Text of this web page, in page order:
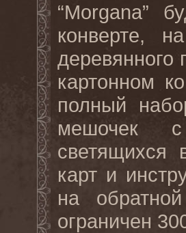
“Morgana”
конверте,
деревянного
картонном
полный
мешочек
светящихся
карт и
на
ограничен